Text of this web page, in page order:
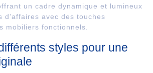
un cadre dynamique et lumineux
d’affaires avec des touches
mobiliers fonctionnels.
styles pour une